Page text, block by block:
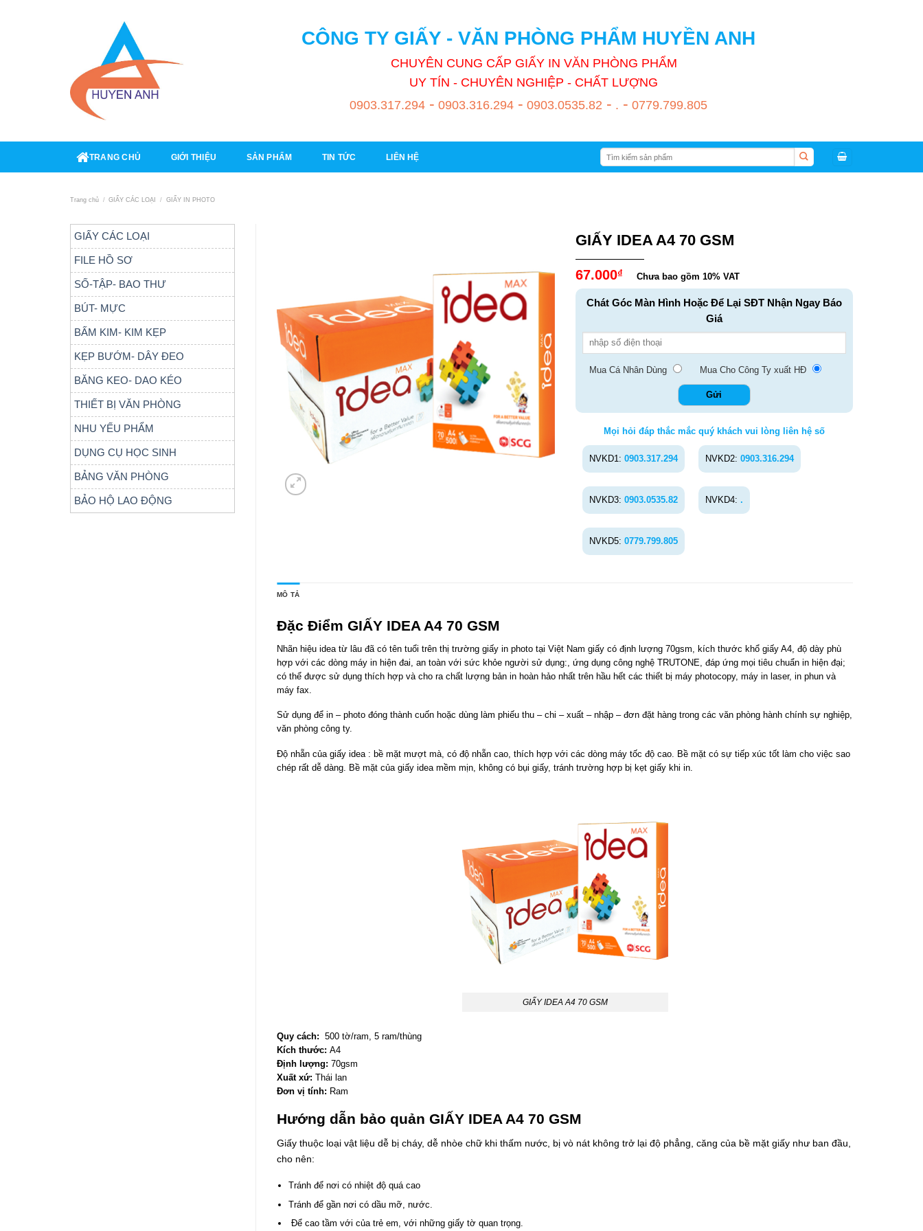
CÔNG TY GIẤY - VĂN PHÒNG PHẨM HUYỀN ANH
CHUYÊN CUNG CẤP GIẤY IN VĂN PHÒNG PHẨM
UY TÍN - CHUYÊN NGHIỆP - CHẤT LƯỢNG
0903.317.294 - 0903.316.294 - 0903.0535.82 - . - 0779.799.805
TRANG CHỦ GIỚI THIỆU SẢN PHẨM TIN TỨC LIÊN HỆ
Tìm
kiếm:
Trang chủ / GIẤY CÁC LOẠI / GIẤY IN PHOTO
GIẤY CÁC LOẠI
FILE HỒ SƠ
SỐ-TẬP- BAO THƯ
BÚT- MỰC
BẤM KIM- KIM KẸP
KẸP BƯỚM- DÂY ĐEO
BĂNG KEO- DAO KÉO
THIẾT BỊ VĂN PHÒNG
NHU YẾU PHẨM
DỤNG CỤ HỌC SINH
BẢNG VĂN PHÒNG
BẢO HỘ LAO ĐỘNG
GIẤY IDEA A4 70 GSM
67.000₫ Chưa bao gồm 10% VAT
Chát Góc Màn Hình Hoặc Để Lại SĐT Nhận Ngay Báo
Giá
Mua Cá Nhân Dùng Mua Cho Công Ty xuất HĐ
Mọi hỏi đáp thắc mắc quý khách vui lòng liên hệ số
NVKD1: 0903.317.294 NVKD2: 0903.316.294
NVKD3: 0903.0535.82 NVKD4: .
NVKD5: 0779.799.805
MÔ TẢ
Đặc Điểm GIẤY IDEA A4 70 GSM
Nhãn hiệu idea từ lâu đã có tên tuổi trên thị trường giấy in photo tại Việt Nam giấy có định lượng 70gsm, kích thước khổ giấy A4, độ dày phù
hợp với các dòng máy in hiện đai, an toàn với sức khỏe người sử dụng:, ứng dụng công nghệ TRUTONE, đáp ứng mọi tiêu chuẩn in hiện đại;
có thể được sử dụng thích hợp và cho ra chất lượng bản in hoàn hảo nhất trên hầu hết các thiết bị máy photocopy, máy in laser, in phun và
máy fax.
Sử dụng để in – photo đóng thành cuốn hoặc dùng làm phiếu thu – chi – xuất – nhập – đơn đặt hàng trong các văn phòng hành chính sự nghiệp,
văn phòng công ty.
Độ nhẵn của giấy idea : bề mặt mượt mà, có độ nhẵn cao, thích hợp với các dòng máy tốc độ cao. Bề mặt có sự tiếp xúc tốt làm cho việc sao
chép rất dễ dàng. Bề mặt của giấy idea mềm mịn, không có bụi giấy, tránh trường hợp bị kẹt giấy khi in.
GIẤY IDEA A4 70 GSM
Quy cách: 500 tờ/ram, 5 ram/thùng
Kích thước: A4
Định lượng: 70gsm
Xuất xứ: Thái lan
Đơn vị tính: Ram
Hướng dẫn bảo quản GIẤY IDEA A4 70 GSM
Giấy thuộc loại vật liệu dễ bị cháy, dễ nhòe chữ khi thấm nước, bị vò nát không trở lại độ phẳng, căng của bề mặt giấy như ban đầu,
cho nên:
Tránh để nơi có nhiệt độ quá cao
Tránh để gần nơi có dầu mỡ, nước.
Để cao tầm với của trẻ em, với những giấy tờ quan trọng.